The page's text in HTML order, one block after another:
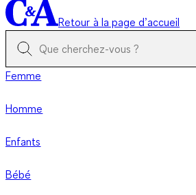
Retour à la page d’accueil
Femme
Homme
Enfants
Bébé